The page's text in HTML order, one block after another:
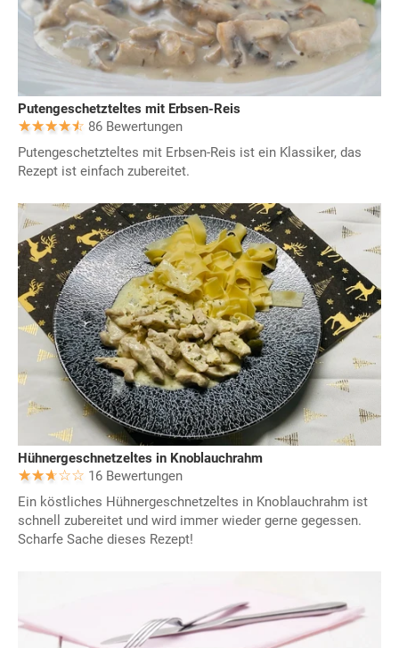
Putengeschetzteltes mit Erbsen-Reis
86 Bewertungen
Putengeschetzteltes mit Erbsen-Reis ist ein Klassiker, das
Rezept ist einfach zubereitet.
Hühnergeschnetzeltes in Knoblauchrahm
16 Bewertungen
Ein köstliches Hühnergeschnetzeltes in Knoblauchrahm ist
schnell zubereitet und wird immer wieder gerne gegessen.
Scharfe Sache dieses Rezept!